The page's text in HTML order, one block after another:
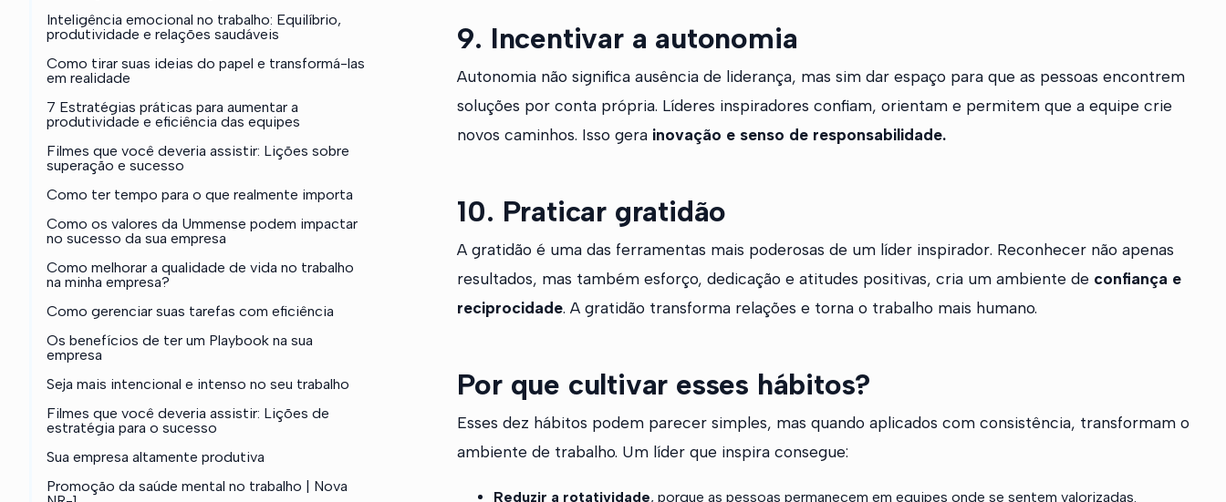
Inteligência emocional no trabalho: Equilíbrio,
produtividade e relações saudáveis
Como tirar suas ideias do papel e transformá-las
em realidade
7 Estratégias práticas para aumentar a
produtividade e eficiência das equipes
Filmes que você deveria assistir: Lições sobre
superação e sucesso
Como ter tempo para o que realmente importa
Como os valores da Ummense podem impactar
no sucesso da sua empresa
Como melhorar a qualidade de vida no trabalho
na minha empresa?
Como gerenciar suas tarefas com eficiência
Os benefícios de ter um Playbook na sua
empresa
Seja mais intencional e intenso no seu trabalho
Filmes que você deveria assistir: Lições de
estratégia para o sucesso
Sua empresa altamente produtiva
Promoção da saúde mental no trabalho | Nova
9. Incentivar a autonomia
Autonomia não significa ausência de liderança, mas sim dar espaço para que as pessoas encontrem
soluções por conta própria. Líderes inspiradores confiam, orientam e permitem que a equipe crie
novos caminhos. Isso gera inovação e senso de responsabilidade.
10. Praticar gratidão
A gratidão é uma das ferramentas mais poderosas de um líder inspirador. Reconhecer não apenas
resultados, mas também esforço, dedicação e atitudes positivas, cria um ambiente de confiança e
reciprocidade. A gratidão transforma relações e torna o trabalho mais humano.
Por que cultivar esses hábitos?
Esses dez hábitos podem parecer simples, mas quando aplicados com consistência, transformam o
ambiente de trabalho. Um líder que inspira consegue:
Reduzir a rotatividade, porque as pessoas permanecem em equipes onde se sentem valorizadas.